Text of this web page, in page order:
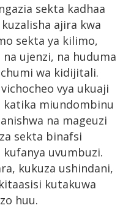
sekta kadhaa
ajira kwa
sekta ya kilimo,
ujenzi, na huduma
wa kidijitali.
vya ukuaji
katika miundombinu
na mageuzi
sekta binafsi
uvumbuzi.
kukuza ushindani,
kutakuwa
huu.